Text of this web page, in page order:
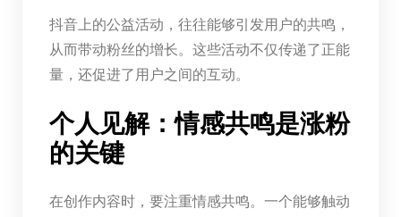
抖音上的公益活动，往往能够引发用户的共鸣，
从而带动粉丝的增长。这些活动不仅传递了正能
量，还促进了用户之间的互动。
个人见解：情感共鸣是涨粉
的关键
在创作内容时，要注重情感共鸣。一个能够触动